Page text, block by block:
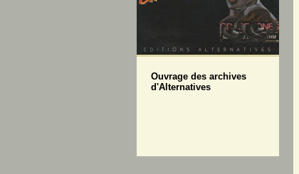
Ouvrage des archives
d'Alternatives